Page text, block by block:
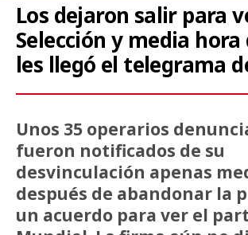
Los dejaron salir para
Selección y media hora
les llegó el telegrama
Unos 35 operarios
fueron notificados de su
desvinculación apenas
después de abandonar la
un acuerdo para ver el